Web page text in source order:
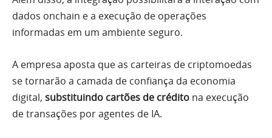
dados onchain e a execução de operações
informadas em um ambiente seguro.
A empresa aposta que as carteiras de criptomoedas
se tornarão a camada de confiança da economia
digital, substituindo cartões de crédito na execução
de transações por agentes de IA.